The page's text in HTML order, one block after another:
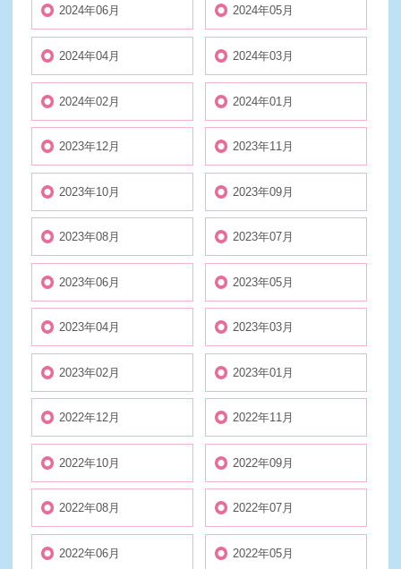
2024年06月 2024年05月
2024年04月 2024年03月
2024年02月 2024年01月
2023年12月 2023年11月
2023年10月 2023年09月
2023年08月 2023年07月
2023年06月 2023年05月
2023年04月 2023年03月
2023年02月 2023年01月
2022年12月 2022年11月
2022年10月 2022年09月
2022年08月 2022年07月
2022年06月 2022年05月